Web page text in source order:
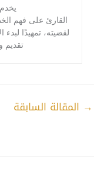
القارئ على فهم
لقضيته، تمهيدًا
تقديم
→ المقالة السابقة